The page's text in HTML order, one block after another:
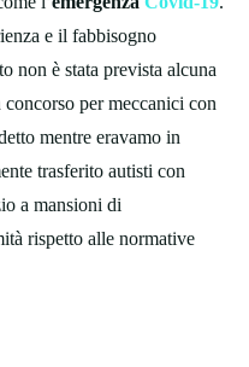
e il fabbisogno
non è stata prevista alcuna
per meccanici con
mentre eravamo in
trasferito autisti con
a mansioni di
rispetto alle normative